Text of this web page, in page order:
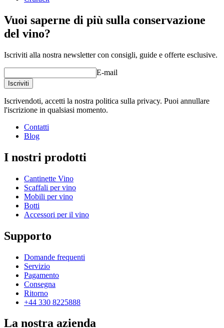
Vuoi saperne di più sulla conservazione
del vino?
Iscriviti alla nostra newsletter con consigli, guide e offerte esclusive.
E-mail
Iscriviti
Iscrivendoti, accetti la nostra politica sulla privacy. Puoi annullare
l'iscrizione in qualsiasi momento.
Contatti
Blog
I nostri prodotti
Cantinette Vino
Scaffali per vino
Mobili per vino
Botti
Accessori per il vino
Supporto
Domande frequenti
Servizio
Pagamento
Consegna
Ritorno
+44 330 8225888
La nostra azienda